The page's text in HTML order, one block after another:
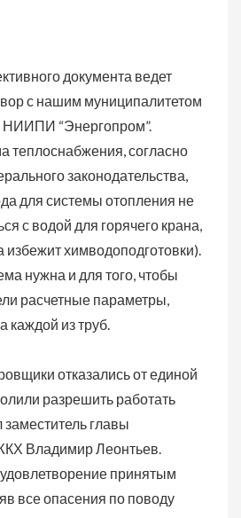
документа ведет
с нашим муниципалитетом
НИИПИ “Энергопром”.
теплоснабжения, согласно
законодательства,
для системы отопления не
с водой для горячего крана,
избежит химводоподготовки).
нужна и для того, чтобы
расчетные параметры,
каждой из труб.
отказались от единой
разрешить работать
главы
Владимир Леонтьев.
принятым
все опасения по поводу